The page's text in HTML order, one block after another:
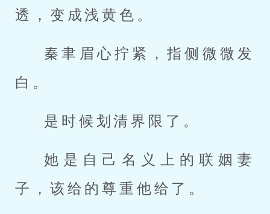
透，变成浅黄色。
秦聿眉心拧紧，指侧微微发
白。
是时候划清界限了。
她是自己名义上的联姻妻
子，该给的尊重他给了。